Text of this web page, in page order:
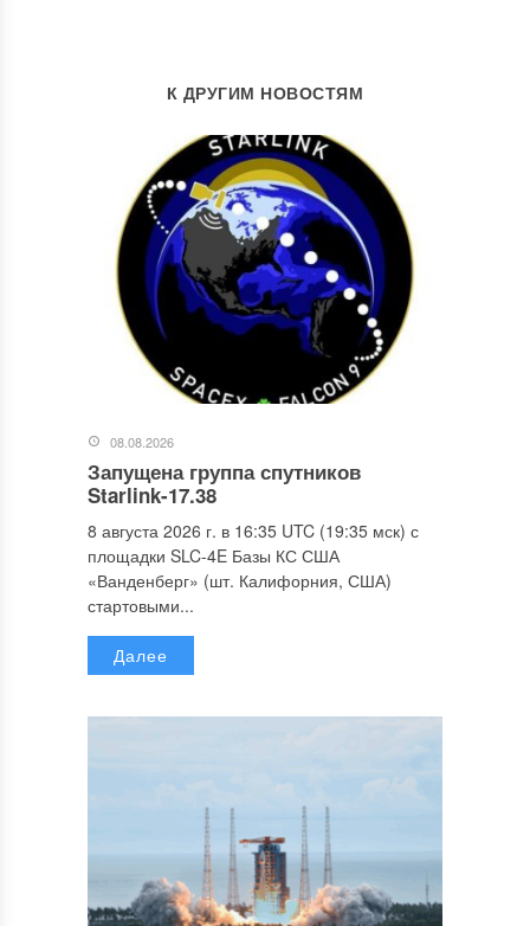
К ДРУГИМ НОВОСТЯМ
08.08.2026
Запущена группа спутников
Starlink-17.38
8 августа 2026 г. в 16:35 UTC (19:35 мск) с
площадки SLC-4E Базы КС США
«Ванденберг» (шт. Калифорния, США)
стартовыми...
Далее